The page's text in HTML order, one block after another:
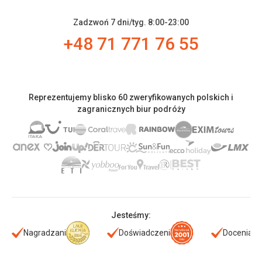
Zadzwoń 7 dni/tyg. 8:00-23:00
+48 71 771 76 55
Reprezentujemy blisko 60 zweryfikowanych polskich i
zagranicznych biur podróży
Jesteśmy:
Nagradzani
Doświadczeni Doceniani